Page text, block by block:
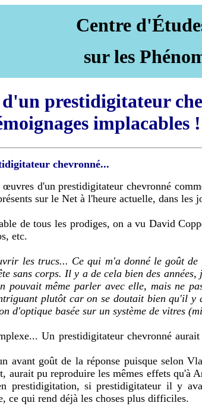
Centre
sur les
prestidigitateur
implacables !
chevronné...
d'un prestidigitateur chevronné
sur le Net à l'heure actuelle, dans
de tous les prodiges, on a vu David
etc.
les trucs... Ce qui m'a donné le goût de
corps. Il y a de cela bien des
pouvait même parler avec elle, mais ne
plutôt car on se doutait bien qu'il
basée sur un système de vitres
Un prestidigitateur chevronné
avant goût de la réponse puisque selon
pu reproduire les mêmes effets qu'à
prestidigitation, si prestidigitateur il y
ce qui rend déjà les choses plus difficiles.